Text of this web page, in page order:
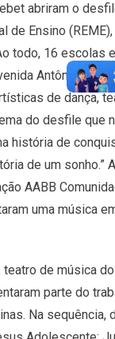
abriram o
de Ensino
todo, 16 escolas
Antônio
de dança,
do desfile que
história de
de um sonho.”
AABB
uma música
teatro de música
parte do
Na sequência,